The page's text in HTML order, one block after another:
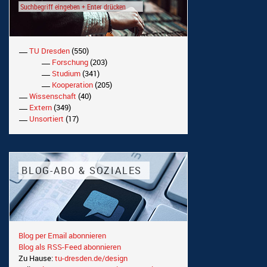
TU Dresden(550)
Forschung(203)
Studium(341)
Kooperation(205)
Wissenschaft (40)
Extern(349)
Unsortiert (17)
BLOG-ABO & SOZIALES
Blog per Email abonnieren
Blog als RSS-Feed abonnieren
Zu Hause:tu-dresden.de/design